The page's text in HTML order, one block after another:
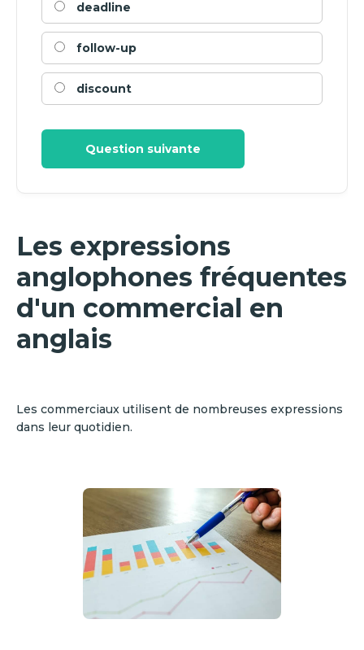
deadline
follow-up
discount
Question suivante
Les expressions
anglophones fréquentes
d'un commercial en
anglais
Les commerciaux utilisent de nombreuses expressions
dans leur quotidien.